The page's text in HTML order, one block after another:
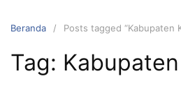
Beranda Posts tagged “Kabupaten
Tag: